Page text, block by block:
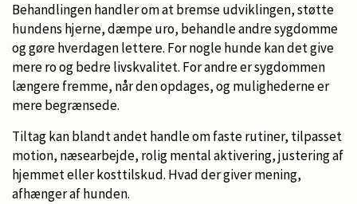
Behandlingen handler om at bremse udviklingen, støtte
hundens hjerne, dæmpe uro, behandle andre sygdomme
og gøre hverdagen lettere. For nogle hunde kan det give
mere ro og bedre livskvalitet. For andre er sygdommen
længere fremme, når den opdages, og mulighederne er
mere begrænsede.
Tiltag kan blandt andet handle om faste rutiner, tilpasset
motion, næsearbejde, rolig mental aktivering, justering af
hjemmet eller kosttilskud. Hvad der giver mening,
afhænger af hunden.